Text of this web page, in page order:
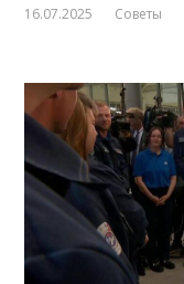
16.07.2025 Советы